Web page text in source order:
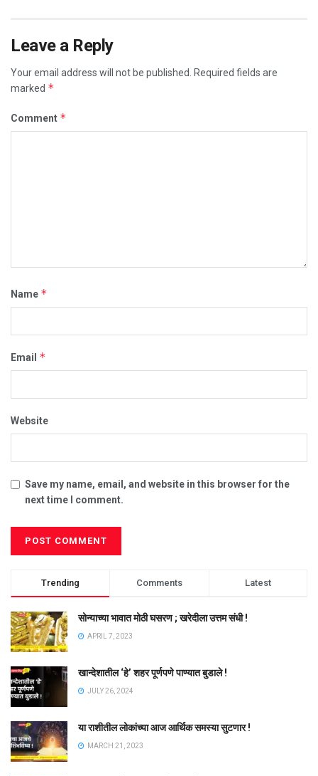
Leave a Reply
Your email address will not be published.
Required fields are
marked *
Comment *
Name *
Email *
Website
Save my name, email, and website in this browser for the
next time I comment.
Trending Comments Latest
सोन्याच्या भावात मोठी घसरण ; खरेदीला उत्तम संधी !
APRIL 7, 2023
खान्देशातील ‘हे’ शहर पूर्णपणे पाण्यात बुडाले !
JULY 26, 2024
या राशीतील लोकांच्या आज आर्थिक समस्या सुटणार !
MARCH 21, 2023